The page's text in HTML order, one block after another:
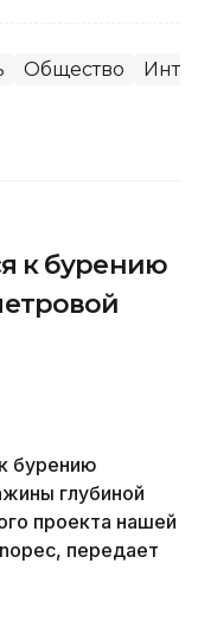
Общество
к бурению
бурению
глубиной
проекта нашей
передает